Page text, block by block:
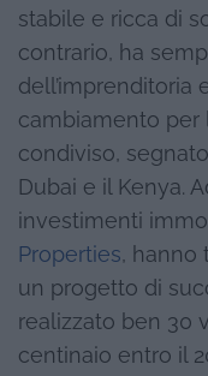
stabile e ricca di
contrario, ha
dell’imprenditoria
cambiamento per
condiviso,
Dubai e il Kenya.
investimenti
Properties, hanno
un progetto di
realizzato ben 30
centinaio entro il